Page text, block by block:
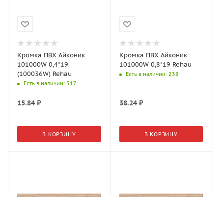
Кромка ПВХ Айконик
101000W 0,4*19
(100036W) Rehau
Есть в наличии: 517
15.84₽
В КОРЗИНУ
Кромка ПВХ Айконик
101000W 0,8*19 Rehau
Есть в наличии: 238
38.24₽
В КОРЗИНУ